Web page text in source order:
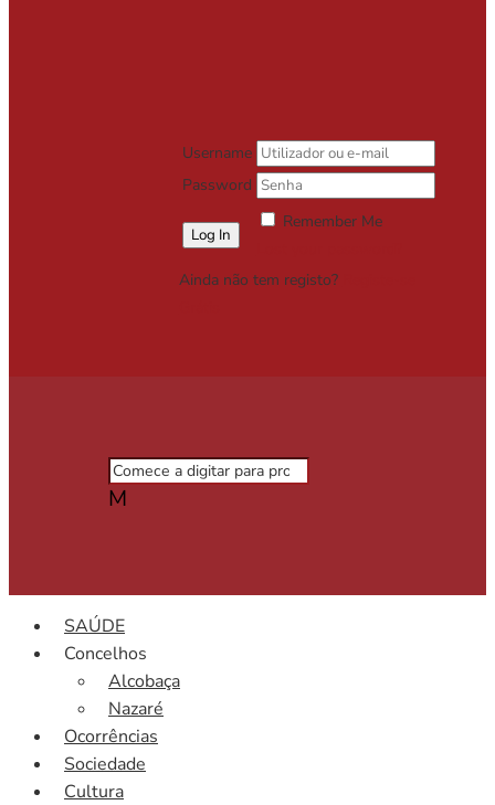
Username
Password
Remember Me
Ainda não tem registo?
M
SAÚDE
Concelhos
Alcobaça
Nazaré
Ocorrências
Sociedade
Cultura